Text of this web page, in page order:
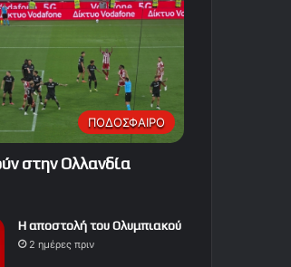
ΠΟΔΟΣΦΑΙΡΟ
στην Ολλανδία
Η αποστολή του Ολυμπιακού
2 ημέρες πριν